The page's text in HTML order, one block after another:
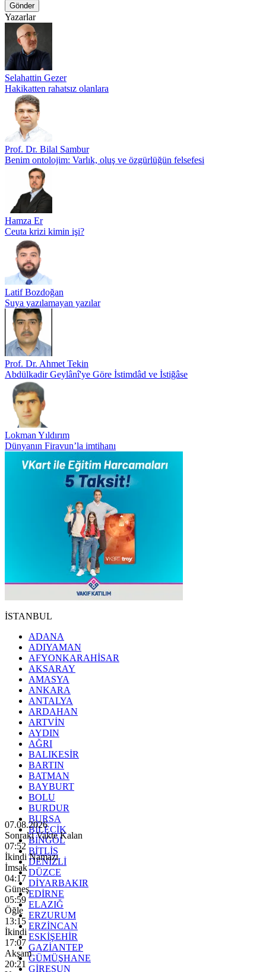
Gönder
Yazarlar
Selahattin Gezer
Hakikatten rahatsız olanlara
Prof. Dr. Bilal Sambur
Benim ontolojim: Varlık, oluş ve özgürlüğün felsefesi
Hamza Er
Ceuta krizi kimin işi?
Latif Bozdoğan
Suya yazılamayan yazılar
Prof. Dr. Ahmet Tekin
Abdülkadir Geylânî'ye Göre İstimdâd ve İstiğâse
Lokman Yıldırım
Dünyanın Firavun’la imtihanı
İSTANBUL
ADANA
ADIYAMAN
AFYONKARAHİSAR
AKSARAY
AMASYA
ANKARA
ANTALYA
ARDAHAN
ARTVİN
AYDIN
AĞRI
BALIKESİR
BARTIN
BATMAN
BAYBURT
BOLU
BURDUR
BURSA
BİLECİK
BİNGÖL
BİTLİS
DENİZLİ
DÜZCE
DİYARBAKIR
EDİRNE
ELAZIĞ
ERZURUM
ERZİNCAN
ESKİŞEHİR
GAZİANTEP
GÜMÜŞHANE
GİRESUN
07.08.2026
Sonraki Vakte Kalan
07:51
İkindi Namazı
İmsak
04:17
Güneş
05:59
Öğle
13:15
İkindi
17:07
Akşam
20:21